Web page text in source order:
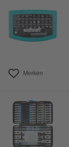
Merken